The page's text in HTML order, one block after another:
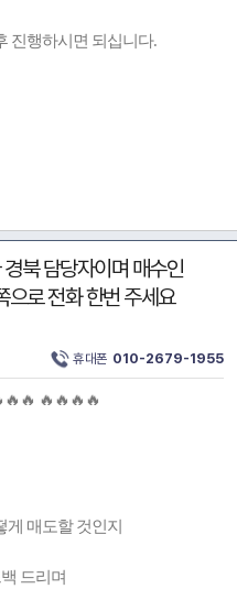
진행하시면 되십니다.
북 담당자이며 매수인
으로 전화 한번 주세요
휴대폰 010-2679-1955
🔥🔥🔥🔥
게 매도할 것인지
드리며